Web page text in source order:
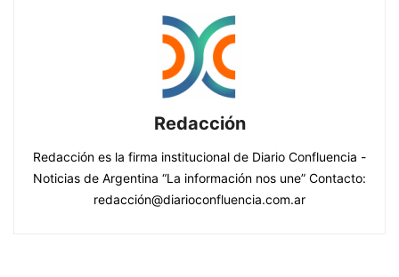
Redacción
Redacción es la firma institucional de Diario Confluencia -
Noticias de Argentina “La información nos une” Contacto:
redacción@diarioconfluencia.com.ar